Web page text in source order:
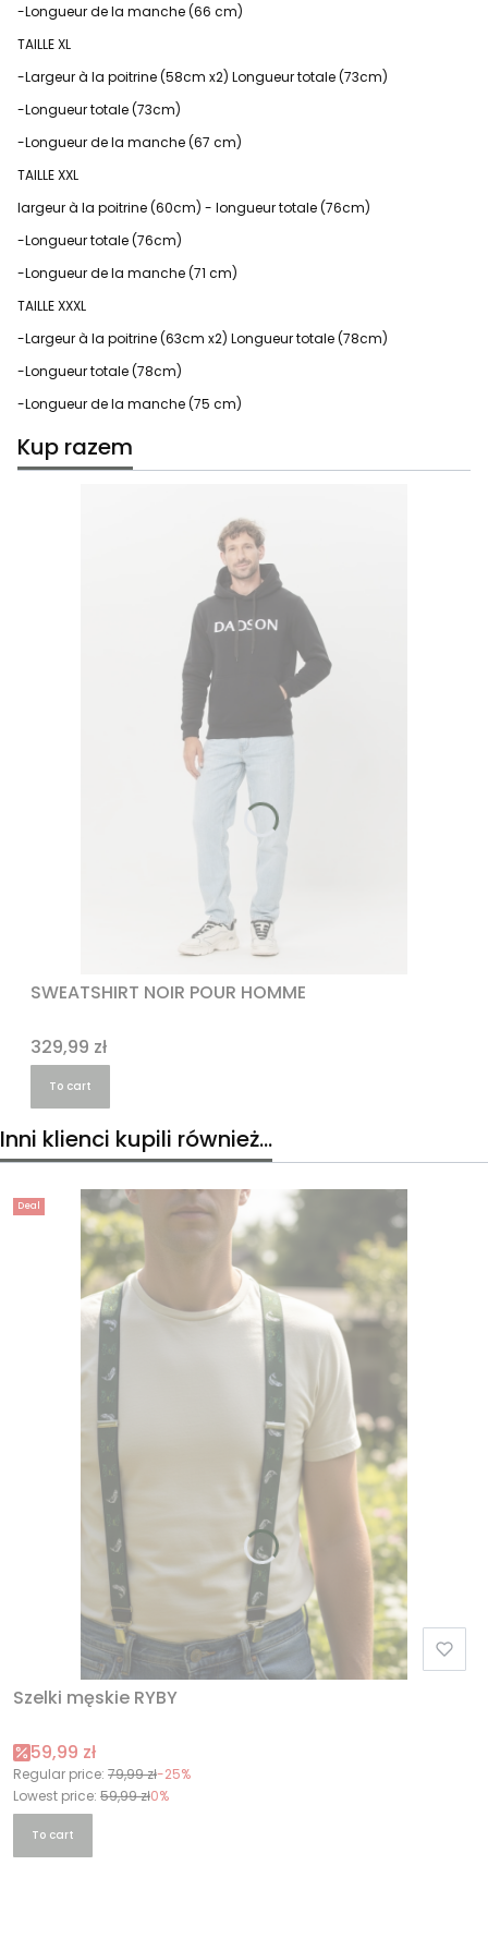
-Longueur de la manche (66 cm)
TAILLE XL
-Largeur à la poitrine (58cm x2) Longueur totale (73cm)
-Longueur totale (73cm)
-Longueur de la manche (67 cm)
TAILLE XXL
largeur à la poitrine (60cm) - longueur totale (76cm)
-Longueur totale (76cm)
-Longueur de la manche (71 cm)
TAILLE XXXL
-Largeur à la poitrine (63cm x2) Longueur totale (78cm)
-Longueur totale (78cm)
-Longueur de la manche (75 cm)
Kup razem
SWEATSHIRT NOIR POUR HOMME
Price
329,99 zł
To cart
Inni klienci kupili również...
Deal
Szelki męskie RYBY
Promotional price
59,99 zł
Regular price: 79,99 zł-25%
Lowest price: 59,99 zł0%
To cart